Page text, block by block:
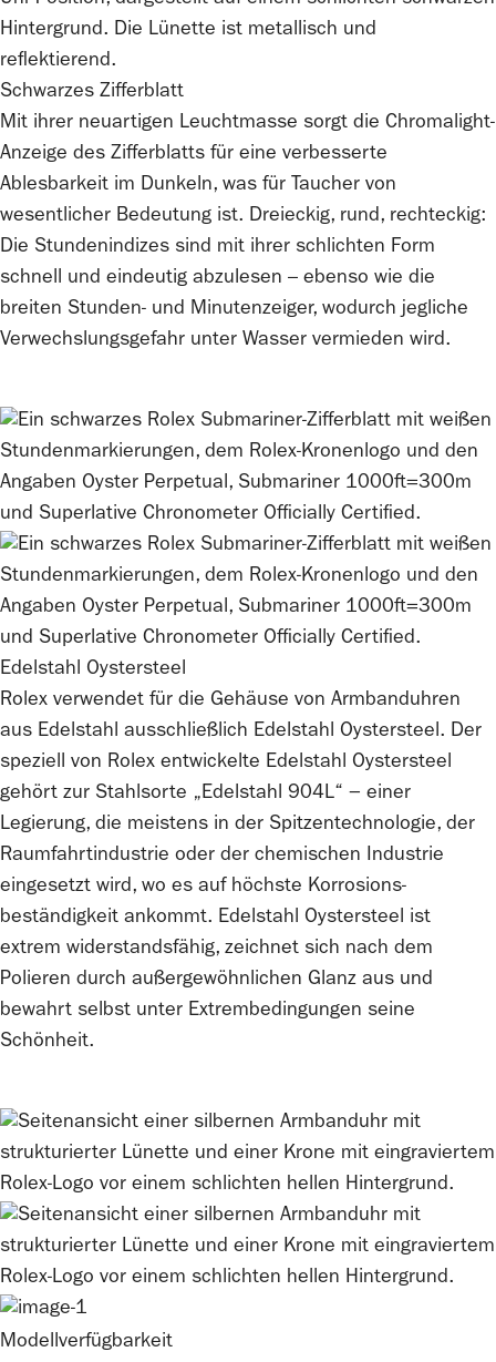
Schwarzes Zifferblatt
Mit ihrer neuartigen Leuchtmasse sorgt die Chromalight-
Anzeige des Zifferblatts für eine verbesserte
Ablesbarkeit im Dunkeln, was für Taucher von
wesentlicher Bedeutung ist. Dreieckig, rund, rechteckig:
Die Stundenindizes sind mit ihrer schlichten Form
schnell und eindeutig abzulesen – ebenso wie die
breiten Stunden- und Minutenzeiger, wodurch jegliche
Verwechslungs­gefahr unter Wasser vermieden wird.
Edelstahl Oystersteel
Rolex verwendet für die Gehäuse von Armbanduhren
aus Edelstahl ausschließlich Edelstahl Oystersteel. Der
speziell von Rolex entwickelte Edelstahl Oystersteel
gehört zur Stahlsorte „Edelstahl 904L“ − einer
Legierung, die meistens in der Spitzen­technologie, der
Raumfahrt­industrie oder der chemischen Industrie
eingesetzt wird, wo es auf höchste Korrosions­
beständigkeit ankommt. Edelstahl Oystersteel ist
extrem widerstandsfähig, zeichnet sich nach dem
Polieren durch außergewöhnlichen Glanz aus und
bewahrt selbst unter Extrem­bedingungen seine
Schönheit.
Modellverfügbarkeit